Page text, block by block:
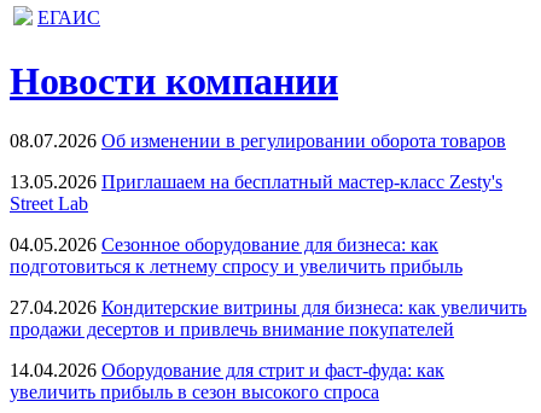
ЕГАИС
Новости компании
08.07.2026 Об изменении в регулировании оборота товаров
13.05.2026 Приглашаем на бесплатный мастер-класс Zesty's
Street Lab
04.05.2026 Сезонное оборудование для бизнеса: как
подготовиться к летнему спросу и увеличить прибыль
27.04.2026 Кондитерские витрины для бизнеса: как увеличить
продажи десертов и привлечь внимание покупателей
14.04.2026 Оборудование для стрит и фаст-фуда: как
увеличить прибыль в сезон высокого спроса